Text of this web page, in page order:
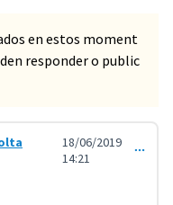
en estos moment
responder o public
18/06/2019
14:21